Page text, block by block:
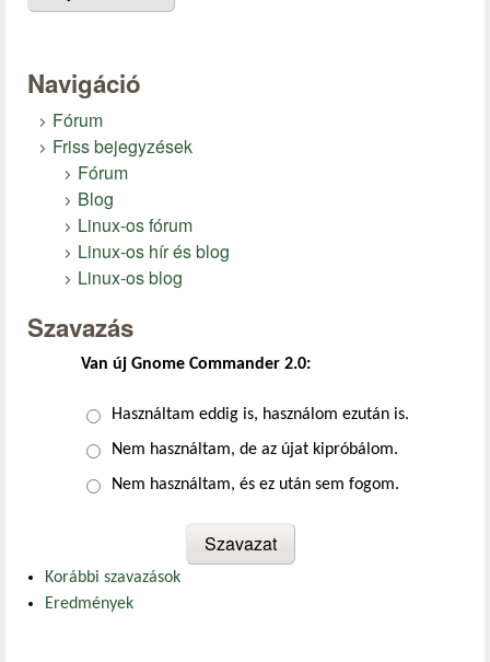
Navigáció
Fórum
Friss bejegyzések
Fórum
Blog
Linux-os fórum
Linux-os hír és blog
Linux-os blog
Szavazás
Van új Gnome Commander 2.0:
Választások
Használtam eddig is, használom ezután is.
Nem használtam, de az újat kipróbálom.
Nem használtam, és ez után sem fogom.
Korábbi szavazások
Eredmények